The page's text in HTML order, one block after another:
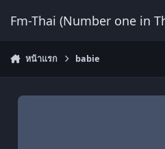
Fm-Thai (Number one in
หน้าแรก babie